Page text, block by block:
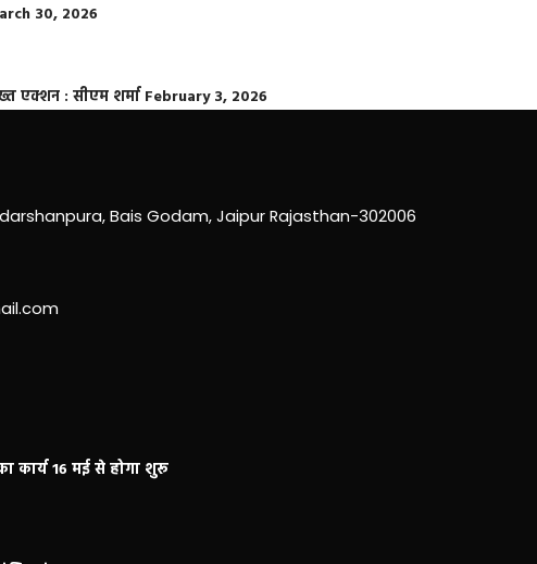
30, 2026
एक्शन : सीएम शर्मा February 3, 2026
Bais Godam, Jaipur Rajasthan-302006
कार्य 16 मई से होगा शुरू